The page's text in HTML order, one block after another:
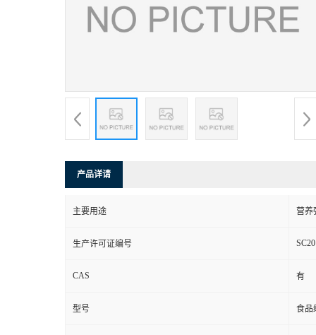
产品详请
主要用途 营养
生产许可证编号
CAS 有
型号 食品